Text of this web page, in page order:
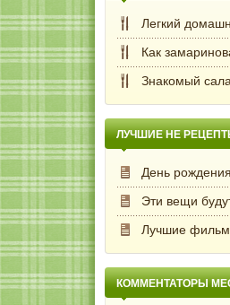
Легкий
Как
Знакомый
ЛУЧШИЕ НЕ
День
Эти вещи
Лучшие
КОММЕНТАТОРЫ